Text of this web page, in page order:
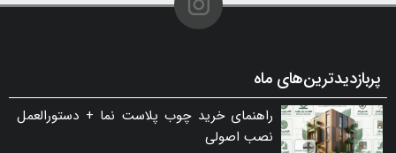
پربازدیدترین‌های ماه
راهنمای خرید چوب پلاست نما + دستورالعمل
نصب اصولی